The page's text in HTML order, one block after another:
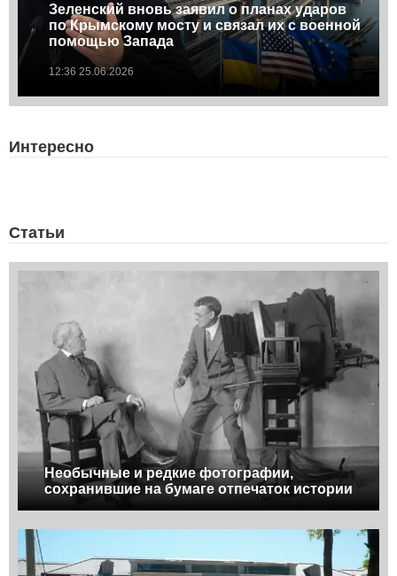
Зеленский вновь заявил о планах ударов
по Крымскому мосту и связал их с военной
помощью Запада
12:36 25.06.2026
Интересно
Статьи
Необычные и редкие фотографии,
сохранившие на бумаге отпечаток истории